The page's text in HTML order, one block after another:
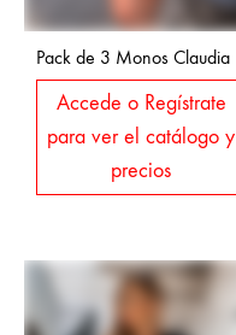
Pack de 3 Monos Claudia
Accede o Regístrate
para ver el catálogo y
precios